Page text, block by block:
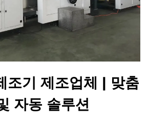
조기 제조업체 | 맞춤
자동 솔루션